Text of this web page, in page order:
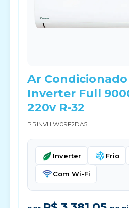
Ar
Inverter Full
220v R-32
PRINVHIW09F2DA5
Inverter Frio
Com Wi-Fi